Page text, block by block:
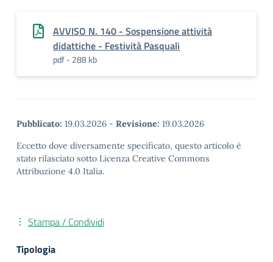
AVVISO N. 140 - Sospensione attività
didattiche - Festività Pasquali
pdf - 288 kb
Pubblicato: 19.03.2026 - Revisione: 19.03.2026
Eccetto dove diversamente specificato, questo articolo è
stato rilasciato sotto Licenza Creative Commons
Attribuzione 4.0 Italia.
Stampa / Condividi
Tipologia